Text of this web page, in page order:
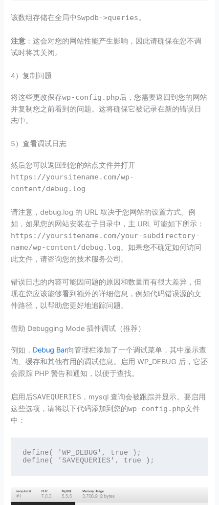
该数组存储在全局中$wpdb->queries。
注意 ：这会对您的网站性能产生影响，因此请确保在您不调
试时将其关闭。
4）复制问题
将这些更改保存wp-config.php后，您需要返回到您的网站
并复制您之前看到的问题。这将确保它被记录在新的错误日
志中。
5）查看调试日志
然后您可以返回到您的站点文件并打开
https://yoursitename.com/wp-
content/debug.log
请注意，debug.log 的 URL 取决于您网站的设置方式。例
如，如果您的网站安装在子目录中，主 URL 可能如下所示：
https://yoursitename.com/your-subdirectory-
name/wp-content/debug.log。如果您不确定如何访问
此文件，请咨询您的技术服务公司。
错误日志的内容可能因问题的原因和数量而有很大差异，但
现在您应该能够看到额外的详细信息，例如代码错误源的文
件路径，以帮助您更好地追踪问题。
借助 Debugging Mode 插件调试（推荐）
例如， Debug Bar向管理栏添加了一个调试菜单，其中显示查
询、缓存和其他有用的调试信息。启用 WP_DEBUG 后，它还
会跟踪 PHP 警告和通知，以便于查找。
启用后SAVEQUERIES ，mysql 查询会被跟踪并显示。要启用
这些选项，请将以下代码添加到您的wp-config.php文件
中：
define( 'WP_DEBUG', true );
define( 'SAVEQUERIES', true );